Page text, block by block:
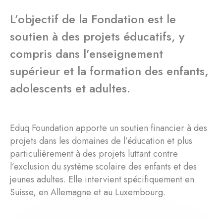
L’objectif de la Fondation est le
soutien à des projets éducatifs, y
compris dans l’enseignement
supérieur et la formation des enfants,
adolescents et adultes.
Eduq Foundation apporte un soutien financier à des
projets dans les domaines de l’éducation et plus
particulièrement à des projets luttant contre
l’exclusion du système scolaire des enfants et des
jeunes adultes. Elle intervient spécifiquement en
Suisse, en Allemagne et au Luxembourg.